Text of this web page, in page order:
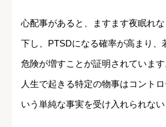
心配事があると、ますます夜眠れ
下し、PTSDになる確率が高まり、
危険が増すことが証明されています
人生で起きる特定の物事はコント
いう単純な事実を受け入れられない